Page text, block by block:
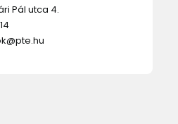
Pál utca 4.